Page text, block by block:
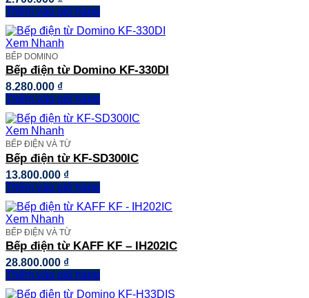
Thêm vào giỏ hàng
Xem Nhanh
BẾP DOMINO
Bếp điện từ Domino KF-330DI
8.280.000 ₫
Thêm vào giỏ hàng
Xem Nhanh
BẾP ĐIỆN VÀ TỪ
Bếp điện từ KF-SD300IC
13.800.000 ₫
Thêm vào giỏ hàng
Xem Nhanh
BẾP ĐIỆN VÀ TỪ
Bếp điện từ KAFF KF – IH202IC
28.800.000 ₫
Thêm vào giỏ hàng